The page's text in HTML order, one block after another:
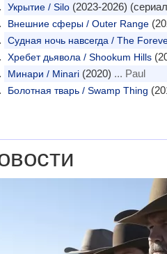
Укрытие / Silo(2023-2026)
Внешние сферы / Outer Range
Судная ночь навсегда / The
Хребет дьявола / Shookum Hills
Минари / Minari(2020) ... Paul
Болотная тварь / Swamp Thing